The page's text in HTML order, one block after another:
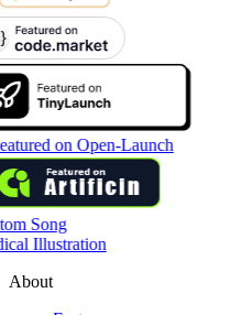
Song
Illustration
About